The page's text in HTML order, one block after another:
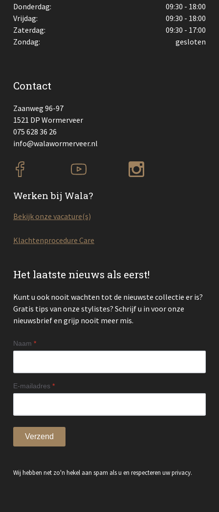
Donderdag:
09:30 - 18:00
Vrijdag:
09:30 - 18:00
Zaterdag:
09:30 - 17:00
Zondag:
gesloten
Contact
Zaanweg 96-97
1521 DP Wormerveer
075 628 36 26
info@walawormerveer.nl
Werken bij Wala?
Bekijk onze vacature(s)
Klachtenprocedure Care
Het laatste nieuws als eerst!
Kunt u ook nooit wachten tot de nieuwste collectie er is?
Gratis tips van onze stylistes? Schrijf u in voor onze
nieuwsbrief en grijp nooit meer mis.
Naam*
E-mailadres*
Verzend
Wij hebben net zo'n hekel aan spam als u en respecteren uw privacy.